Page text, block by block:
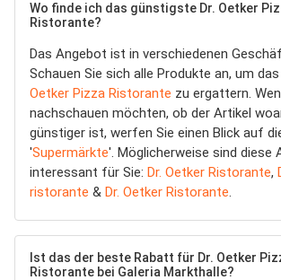
Wo finde ich das günstigste Dr. Oetker
Ristorante?
Das Angebot ist in verschiedenen
Schauen Sie sich alle Produkte an, um
Oetker Pizza Ristorante zu ergattern.
nachschauen möchten, ob der Artikel
günstiger ist, werfen Sie einen Blick auf
'Supermärkte'. Möglicherweise sind diese
interessant für Sie: Dr. Oetker Ristorante,
ristorante & Dr. Oetker Ristorante.
Ist das der beste Rabatt für Dr. Oetker
Ristorante bei Galeria Markthalle?